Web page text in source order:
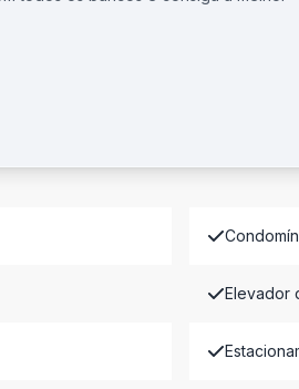
Elevador